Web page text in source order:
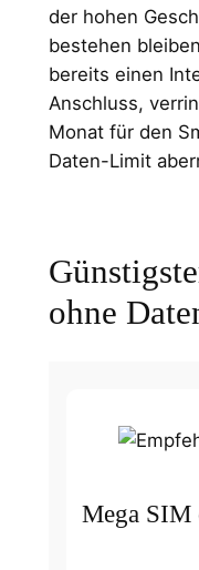
der hohen
bestehen
bereits einen
Anschluss,
Monat für den
Daten-Limit
ohne
Mega